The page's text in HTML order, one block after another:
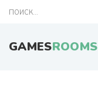
GAMESROOMS